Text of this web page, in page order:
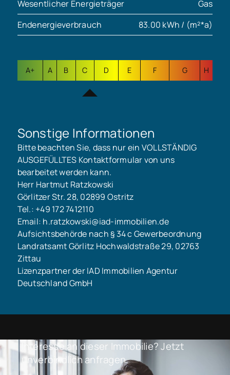
Wesentlicher Energieträger
Gas
Endenergieverbrauch
83.00 kWh / (m²*a)
A+ A B C D E F G H
Sonstige Informationen
Bitte beachten Sie, dass nur ein VOLLSTÄNDIG
AUSGEFÜLLTES Kontaktformular von uns
bearbeitet werden kann.
Herr Hartmut Ratzkowski
Görlitzer Str. 28, 02899 Ostritz
Tel.: +49 172 7412110
Email: h.ratzkowski@iad-immobilien.de
Aufsichtsbehörde nach § 34 c Gewerbeordnung
Landratsamt Görlitz Hochwaldstraße 29, 02763
Zittau
Lizenzpartner der IAD Immobilien Agentur
Deutschland GmbH
Interesse an dieser Immobilie? Jetzt
unverbindlich anfragen.